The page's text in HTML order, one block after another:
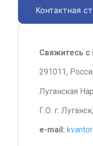
Контактная
Свяжитесь с
291011,
Луганская
Г.О. г.
e-mail: